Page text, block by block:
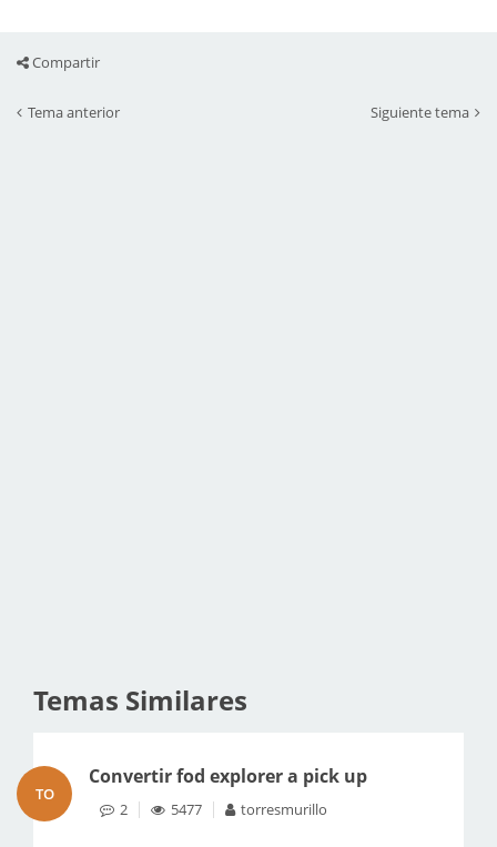
Compartir
Tema anterior Siguiente tema
Temas Similares
TO
Convertir fod explorer a pick up
2 5477 torresmurillo